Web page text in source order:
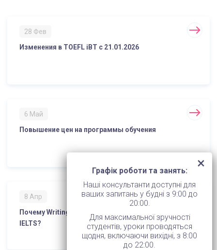
28 Фев
Изменения в TOEFL iBT с 21.01.2026
6 Май
Повышение цен на программы обучения
8 Апр
Почему Writing является самым сложным модулем
IELTS?
Графік роботи та занять:
Наші консультанти доступні для
ваших запитань у будні з 9:00 до
20:00.
Для максимальної зручності
студентів, уроки проводяться
щодня, включаючи вихідні, з 8:00
до 22:00.